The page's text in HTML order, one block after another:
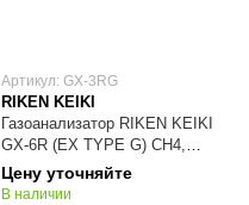
Артикул: GX-3RG
RIKEN KEIKI
Газоанализатор RIKEN KEIKI
GX-6R (EX TYPE G) CH4,
определение метана (горючих
газов)
Цену уточняйте
В наличии